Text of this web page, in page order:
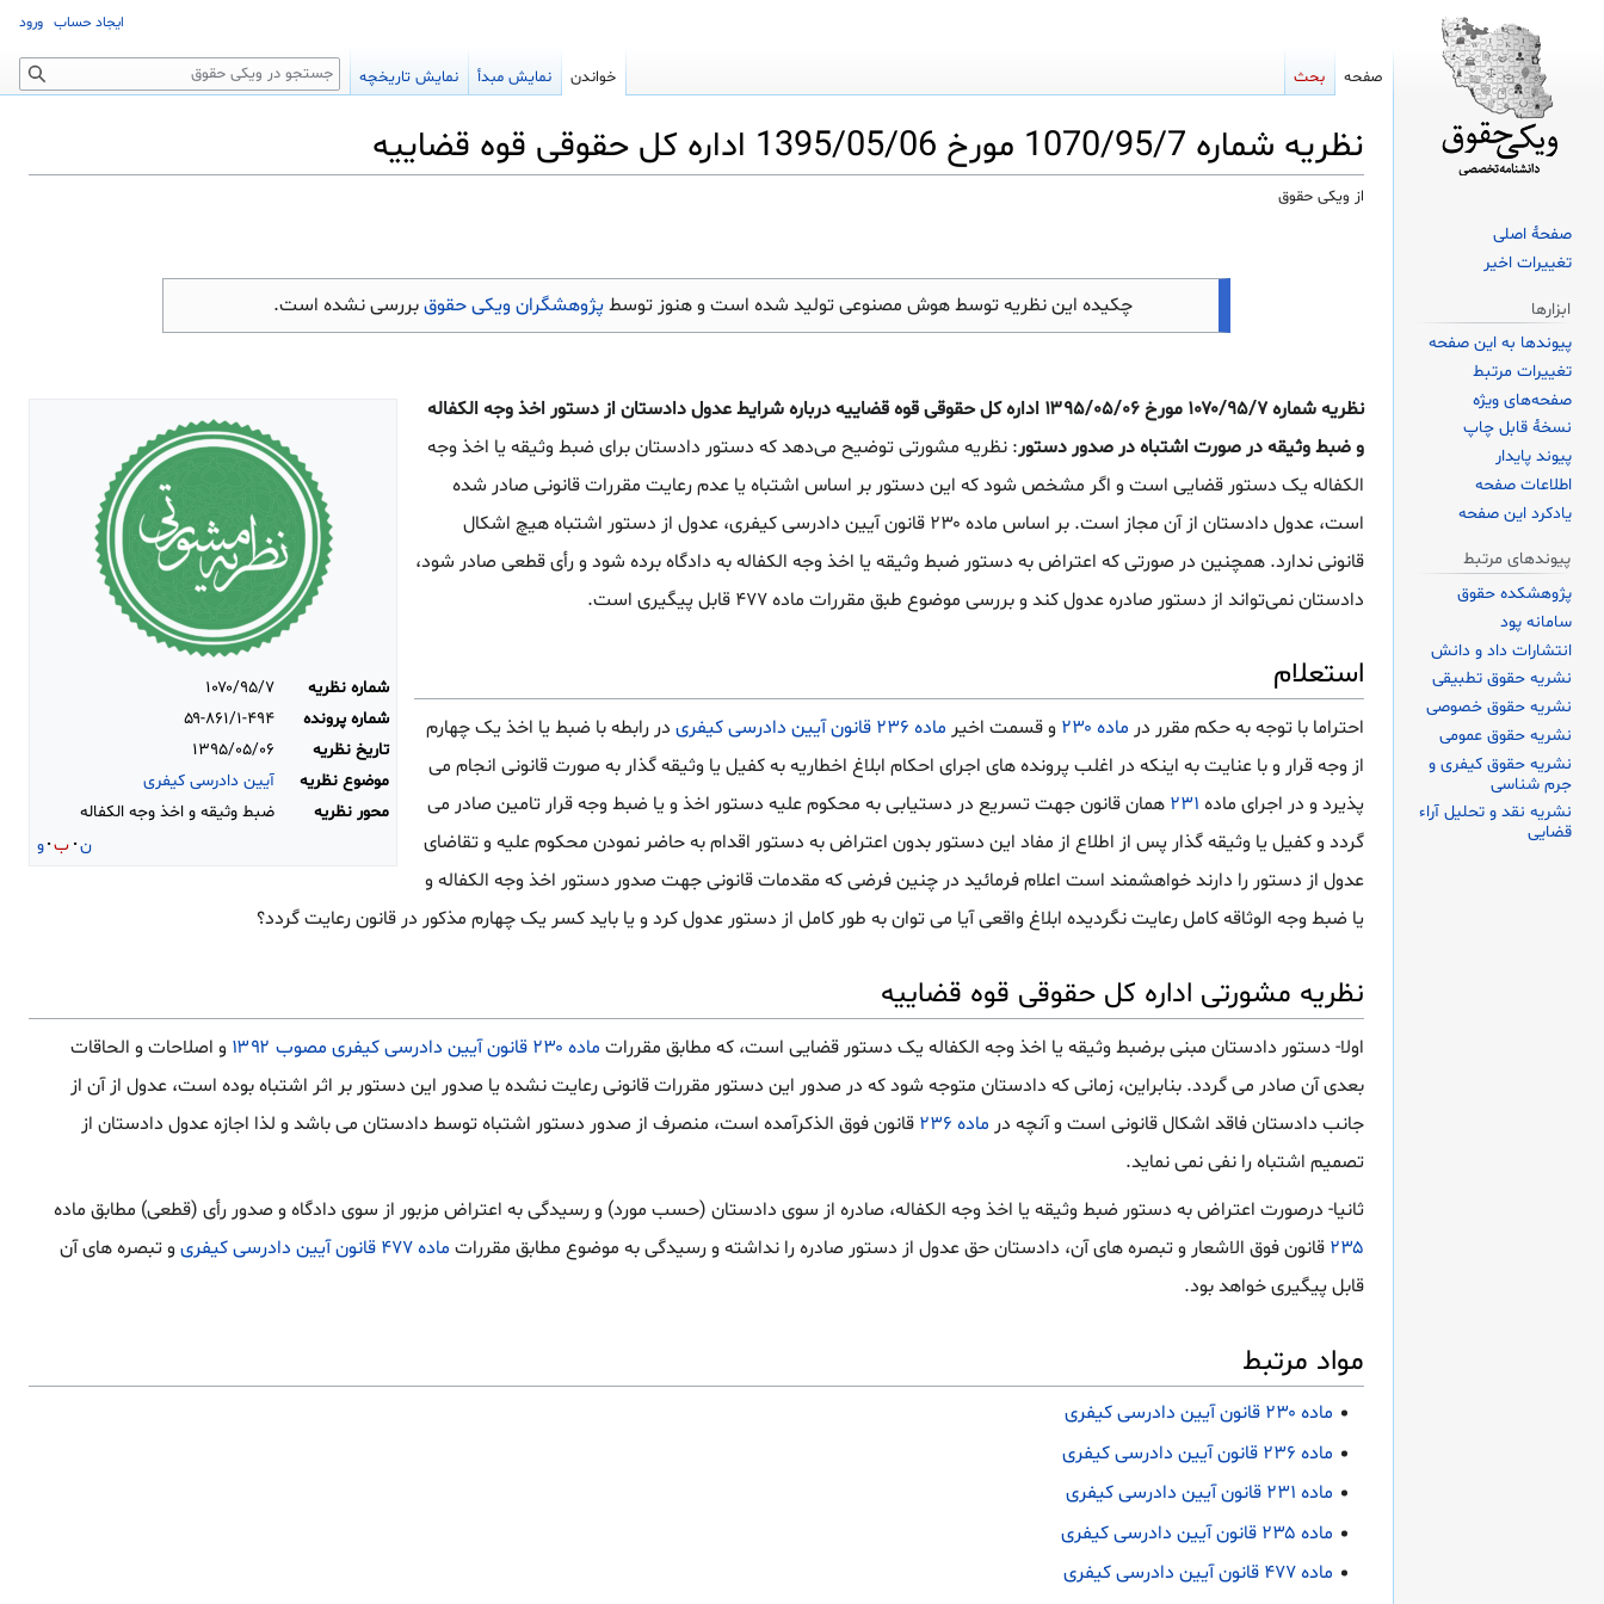
نظریه شماره 1070/95/7 مورخ 1395/05/06 اداره کل حقوقی قوه قضاییه
از ویکی حقوق
چکیده این نظریه توسط هوش مصنوعی تولید شده است و هنوز توسطپژوهشگران ویکی حقوقبررسی نشده است.
شماره نظریه
۱۰۷۰/۹۵/۷
شماره پرونده
۵۹-۸۶۱/۱-۴۹۴
تاریخ نظریه
۱۳۹۵/۰۵/۰۶
موضوع نظریه
آیین دادرسی کیفری
محور نظریه
ضبط وثیقه و اخذ وجه الکفاله
ن ب و
نظریه شماره ۱۰۷۰/۹۵/۷ مورخ ۱۳۹۵/۰۵/۰۶ اداره کل حقوقی قوه قضاییه درباره شرایط عدول دادستان از دستور اخذ وجه الکفاله
و ضبط وثیقه در صورت اشتباه در صدور دستور: نظریه مشورتی توضیح می‌دهد که دستور دادستان برای ضبط وثیقه یا اخذ وجه
الکفاله یک دستور قضایی است و اگر مشخص شود که این دستور بر اساس اشتباه یا عدم رعایت مقررات قانونی صادر شده
است، عدول دادستان از آن مجاز است. بر اساس ماده ۲۳۰ قانون آیین دادرسی کیفری، عدول از دستور اشتباه هیچ اشکال
قانونی ندارد. همچنین در صورتی که اعتراض به دستور ضبط وثیقه یا اخذ وجه الکفاله به دادگاه برده شود و رأی قطعی صادر شود،
دادستان نمی‌تواند از دستور صادره عدول کند و بررسی موضوع طبق مقررات ماده ۴۷۷ قابل پیگیری است.
استعلام
احتراما با توجه به حکم مقرر در ماده ۲۳۰ و قسمت اخیر ماده ۲۳۶ قانون آیین دادرسی کیفری
در رابطه با ضبط یا اخذ یک چهارم
از وجه قرار و با عنایت به اینکه در اغلب پرونده های اجرای احکام ابلاغ اخطاریه به کفیل یا وثیقه گذار به صورت قانونی انجام می
پذیرد و در اجرای ماده ۲۳۱ همان قانون جهت تسریع در دستیابی به محکوم علیه دستور اخذ و یا ضبط وجه قرار تامین صادر می
گردد و کفیل یا وثیقه گذار پس از اطلاع از مفاد این دستور بدون اعتراض به دستور اقدام به حاضر نمودن محکوم علیه و تقاضای
عدول از دستور را دارند خواهشمند است اعلام فرمائید در چنین فرضی که مقدمات قانونی جهت صدور دستور اخذ وجه الکفاله و
یا ضبط وجه الوثاقه کامل رعایت نگردیده ابلاغ واقعی آیا می توان به طور کامل از دستور عدول کرد و یا باید کسر یک چهارم مذکور در قانون رعایت گردد؟
نظریه مشورتی اداره کل حقوقی قوه قضاییه
اولا- دستور دادستان مبنی برضبط وثیقه یا اخذ وجه الکفاله یک دستور قضایی است، که مطابق مقررات ماده ۲۳۰ قانون آیین دادرسی کیفری مصوب ۱۳۹۲
و اصلاحات و الحاقات
بعدی آن صادر می گردد. بنابراین، زمانی که دادستان متوجه شود که در صدور این دستور مقررات قانونی رعایت نشده یا صدور این دستور بر اثر اشتباه بوده است، عدول از آن از
جانب دادستان فاقد اشکال قانونی است و آنچه در ماده ۲۳۶
قانون فوق الذکرآمده است، منصرف از صدور دستور اشتباه توسط دادستان می باشد و لذا اجازه عدول دادستان از
تصمیم اشتباه را نفی نمی نماید.
ثانیا- درصورت اعتراض به دستور ضبط وثیقه یا اخذ وجه الکفاله، صادره از سوی دادستان (حسب مورد) و رسیدگی به اعتراض مزبور از سوی دادگاه و صدور رأی (قطعی) مطابق ماده
۲۳۵ قانون فوق الاشعار و تبصره های آن، دادستان حق عدول از دستور صادره را نداشته و رسیدگی به موضوع مطابق مقررات ماده ۴۷۷ قانون آیین دادرسی کیفری
و تبصره های آن
قابل پیگیری خواهد بود.
مواد مرتبط
ماده ۲۳۰ قانون آیین دادرسی کیفری
ماده ۲۳۶ قانون آیین دادرسی کیفری
ماده ۲۳۱ قانون آیین دادرسی کیفری
ماده ۲۳۵ قانون آیین دادرسی کیفری
ماده ۴۷۷ قانون آیین دادرسی کیفری
ایجاد حساب ورود
صفحه بحث خواندن نمایش مبدأ نمایش تاریخچه جستجو
صفحهٔ اصلی
تغییرات اخیر
ابزارها
پیوندها به این صفحه
تغییرات مرتبط
صفحه‌های ویژه
نسخهٔ قابل چاپ
پیوند پایدار
اطلاعات صفحه
یادکرد این صفحه
پیوندهای مرتبط
پژوهشکده حقوق
سامانه پود
انتشارات داد و دانش
نشریه حقوق تطبیقی
نشریه حقوق خصوصی
نشریه حقوق عمومی
نشریه حقوق کیفری و
جرم شناسی
نشریه نقد و تحلیل آراء
قضایی